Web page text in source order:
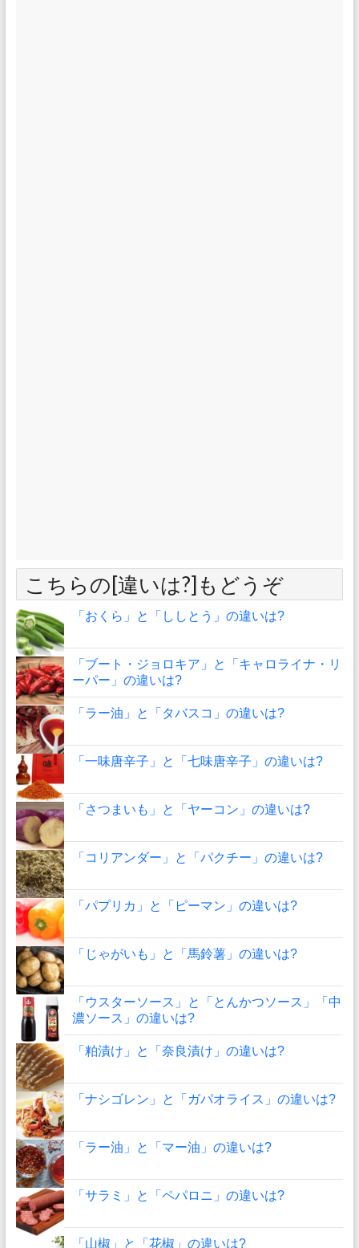
こちらの[違いは?]もどうぞ
「おくら」と「ししとう」の違いは?
「ブート・ジョロキア」と「キャロライナ・リ
ーパー」の違いは?
「ラー油」と「タバスコ」の違いは?
「一味唐辛子」と「七味唐辛子」の違いは?
「さつまいも」と「ヤーコン」の違いは?
「コリアンダー」と「パクチー」の違いは?
「パプリカ」と「ピーマン」の違いは?
「じゃがいも」と「馬鈴薯」の違いは?
「ウスターソース」と「とんかつソース」「中
濃ソース」の違いは?
「粕漬け」と「奈良漬け」の違いは?
「ナシゴレン」と「ガパオライス」の違いは?
「ラー油」と「マー油」の違いは?
「サラミ」と「ペパロニ」の違いは?
「山椒」と「花椒」の違いは?